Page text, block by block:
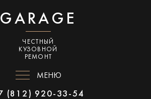
GARAGE
ЧЕСТНЫЙ
КУЗОВНОЙ
РЕМОНТ
МЕНЮ
(812) 920-33-54